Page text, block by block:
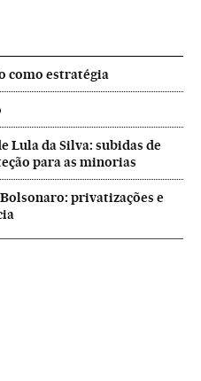
como estratégia
Lula da Silva: subidas de
para as minorias
privatizações e